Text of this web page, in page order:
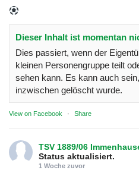
Dieser Inhalt ist momentan
Dies passiert, wenn der
kleinen Personengruppe teilt
sehen kann. Es kann auch
inzwischen gelöscht wurde.
View on Facebook · Share
TSV 1889/06
Status aktualisiert.
1 Woche zuvor